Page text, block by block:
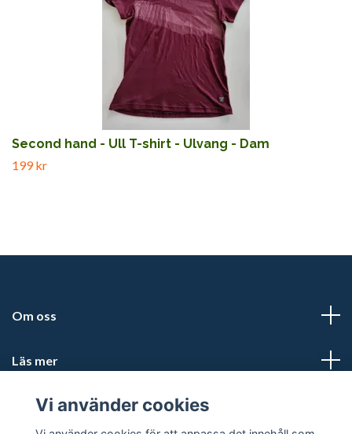
Second hand - Ull T-shirt - Ulvang - Dam
199 kr
Om oss
Läs mer
Sociala medier
Vi använder cookies